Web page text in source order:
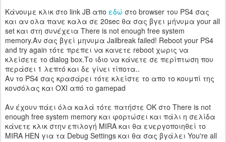
Κάνουμε κλικ στο link JB απο εδώ στο browser του PS4 σας
και αν ολα πανε καλα σε 20sec θα σας βγει μήνυμα your all
set και στη συνέχεια There is not enough free system
memory.Αν σας βγεί μηνυμα Jailbreak failed! Reboot your PS4
and try again τότε πρεπει να κανετε reboot χωρις να
κλείσετε το dialog box.Το ιδιο να κάνετε σε περίπτωση που
περάσει 1 λεπτό και δε γίνει τίποτα..
Αν το PS4 σας κρασάρει τότε κλείστε το απο το κουμπί της
κονσόλας και ΟΧΙ από το gamepad
Αν έχουν πάει όλα καλά τότε πατήστε ΟΚ στο There is not
enough free system memory και φορτώσει και πάλι η σελίδα
κάνετε κλικ στην επιλογή MIRA και θα ενεργοποιηθεί το
MIRA HEN για τα Debug Settings και θα σας βγάλει You're all